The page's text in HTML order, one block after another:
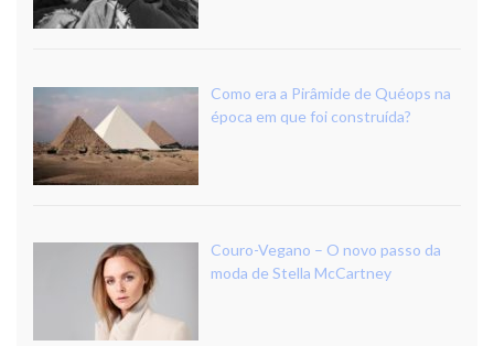
Como era a Pirâmide de Quéops na
época em que foi construída?
Couro-Vegano – O novo passo da
moda de Stella McCartney